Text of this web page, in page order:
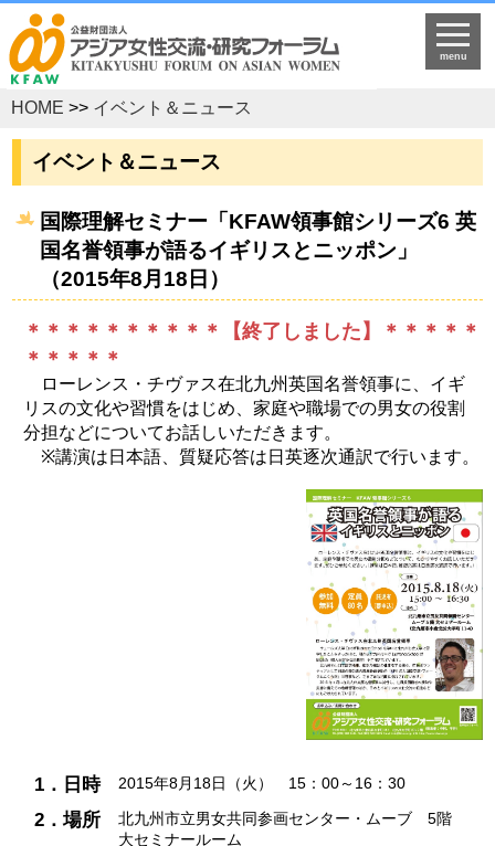
menu
HOME >> イベント＆ニュース
イベント＆ニュース
国際理解セミナー「KFAW領事館シリーズ6 英
国名誉領事が語るイギリスとニッポン」
（2015年8月18日）
＊＊＊＊＊＊＊＊＊＊【終了しました】＊＊＊＊＊
＊＊＊＊＊
ローレンス・チヴァス在北九州英国名誉領事に、イギ
リスの文化や習慣をはじめ、家庭や職場での男女の役割
分担などについてお話しいただきます。
※講演は日本語、質疑応答は日英逐次通訳で行います。
1．日時 2015年8月18日（火） 15：00～16：30
2．場所
北九州市立男女共同参画センター・ムーブ 5階
大セミナールーム